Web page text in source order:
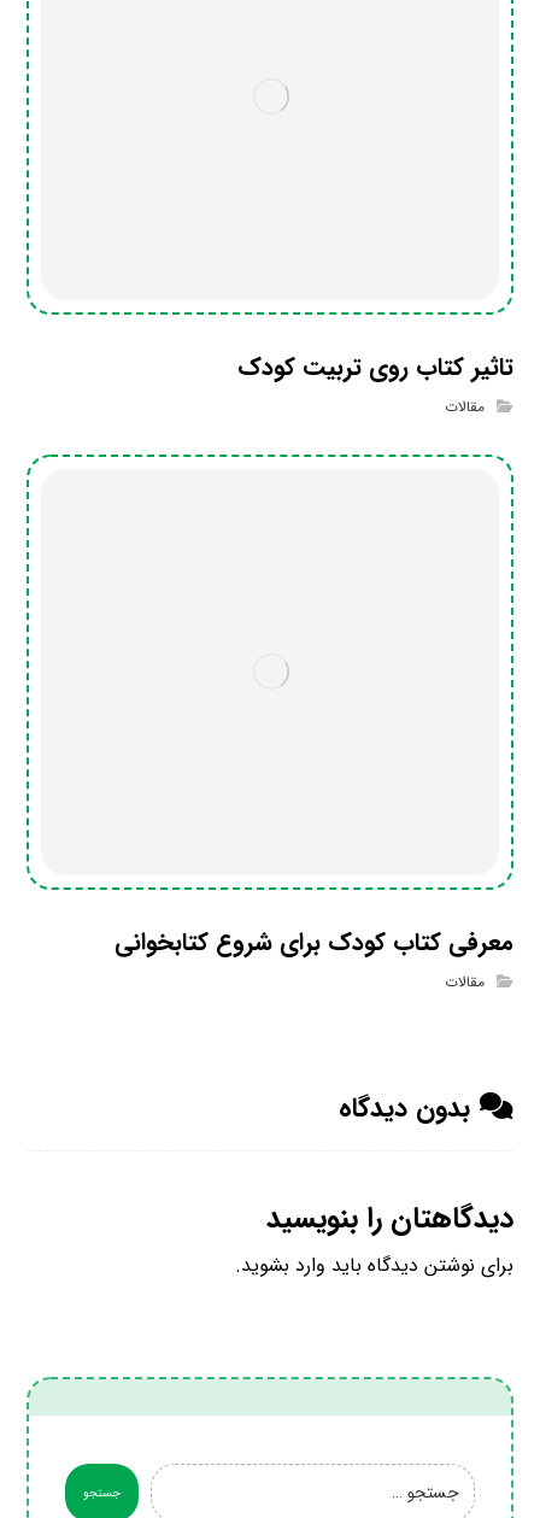
تاثیر کتاب روی تربیت کودک
مقالات
معرفی کتاب کودک برای شروع کتابخوانی
مقالات
بدون دیدگاه
دیدگاهتان را بنویسید
برای نوشتن دیدگاه باید وارد بشوید.